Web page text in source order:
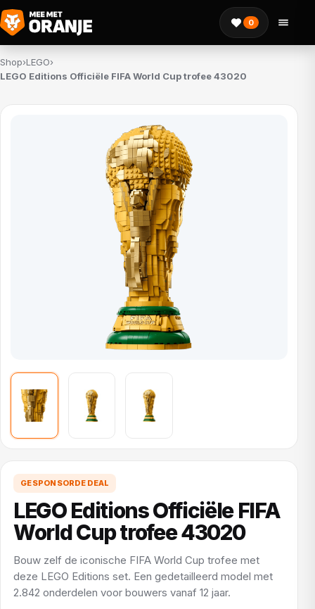
0
Shop›LEGO›
LEGO Editions Officiële FIFA World Cup trofee 43020
GESPONSORDE DEAL
LEGO Editions Officiële FIFA
World Cup trofee 43020
Bouw zelf de iconische FIFA World Cup trofee met
deze LEGO Editions set. Een gedetailleerd model met
2.842 onderdelen voor bouwers vanaf 12 jaar.